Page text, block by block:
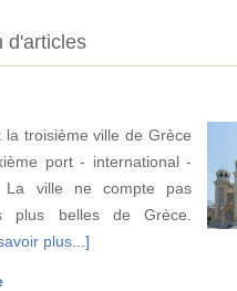
d'articles
la troisième ville de Grèce
port - international -
La ville ne compte pas
plus belles de Grèce.
plus...]